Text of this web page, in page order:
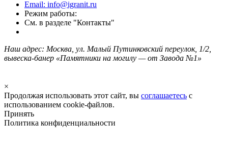
Email: info@igranit.ru
Режим работы:
См. в разделе "Контакты"
Наш адрес: Москва, ул. Малый Путинковский переулок, 1/2,
вывеска-банер «Памятники на могилу — от Завода №1»
×
Продолжая использовать этот сайт, вы соглашаетесь с
использованием cookie-файлов.
Принять
Политика конфиденциальности